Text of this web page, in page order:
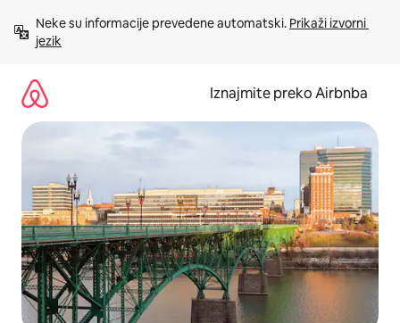
sadržaj
Neke su informacije prevedene automatski. Prikaži izvorni
jezik
Iznajmite preko Airbnba